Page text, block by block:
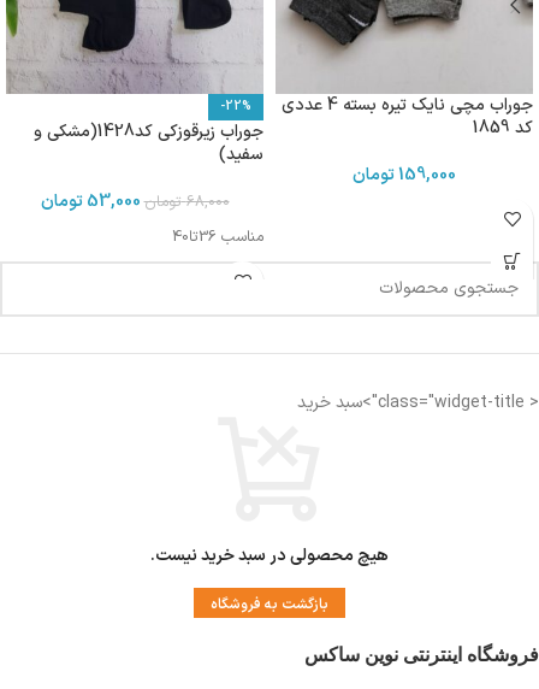
جوراب مچی نایک تیره بسته 4 عددی
کد 1859
159,000تومان
-22%
جوراب زیرقوزکی کد1428(مشکی و
سفید)
68,000 تومان53,000 تومان
مناسب 36تا40
< class="widget-title">سبد خرید
هیچ محصولی در سبد خرید نیست.
بازگشت به فروشگاه
فروشگاه اینترنتی نوین ساکس